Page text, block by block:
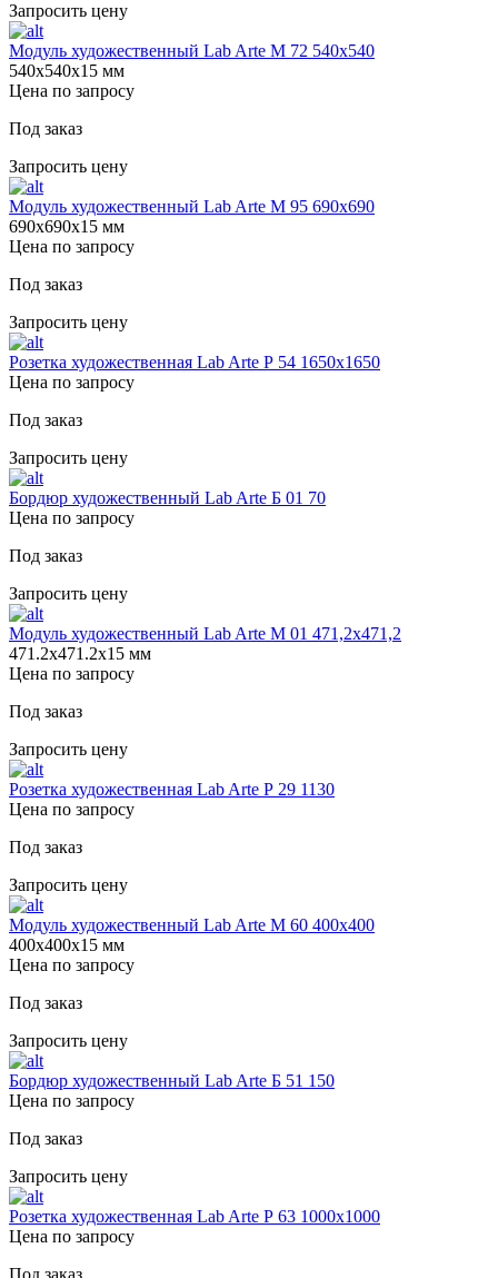
Запросить цену
Модуль художественный Lab Arte М 72 540х540
540х540х15 мм
Цена по запросу
Под заказ
Запросить цену
Модуль художественный Lab Arte М 95 690х690
690х690х15 мм
Цена по запросу
Под заказ
Запросить цену
Розетка художественная Lab Arte Р 54 1650х1650
Цена по запросу
Под заказ
Запросить цену
Бордюр художественный Lab Arte Б 01 70
Цена по запросу
Под заказ
Запросить цену
Модуль художественный Lab Arte М 01 471,2x471,2
471.2х471.2х15 мм
Цена по запросу
Под заказ
Запросить цену
Розетка художественная Lab Arte Р 29 1130
Цена по запросу
Под заказ
Запросить цену
Модуль художественный Lab Arte М 60 400х400
400х400х15 мм
Цена по запросу
Под заказ
Запросить цену
Бордюр художественный Lab Arte Б 51 150
Цена по запросу
Под заказ
Запросить цену
Розетка художественная Lab Arte Р 63 1000х1000
Цена по запросу
Под заказ